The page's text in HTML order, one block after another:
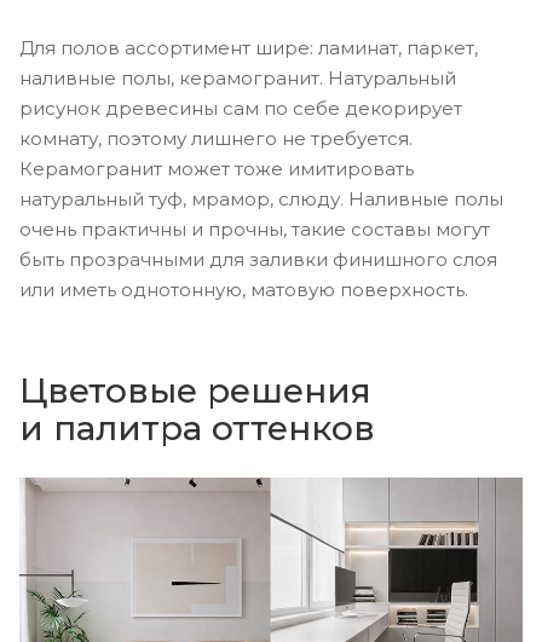
Для полов ассортимент шире: ламинат, паркет,
наливные полы, керамогранит. Натуральный
рисунок древесины сам по себе декорирует
комнату, поэтому лишнего не требуется.
Керамогранит может тоже имитировать
натуральный туф, мрамор, слюду. Наливные полы
очень практичны и прочны, такие составы могут
быть прозрачными для заливки финишного слоя
или иметь однотонную, матовую поверхность.
Цветовые решения
и палитра оттенков